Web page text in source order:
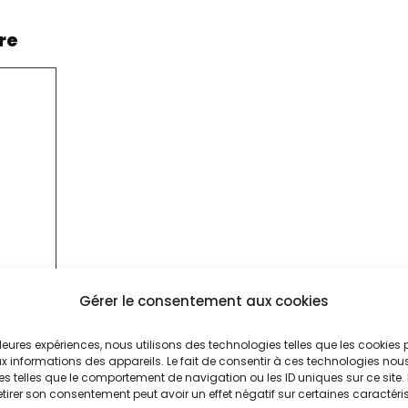
Gérer le consentement aux cookies
expériences, nous utilisons des technologies telles que les cookies
informations des appareils. Le fait de consentir à ces technologies
telles que le comportement de navigation ou les ID uniques sur ce site.
son consentement peut avoir un effet négatif sur certaines